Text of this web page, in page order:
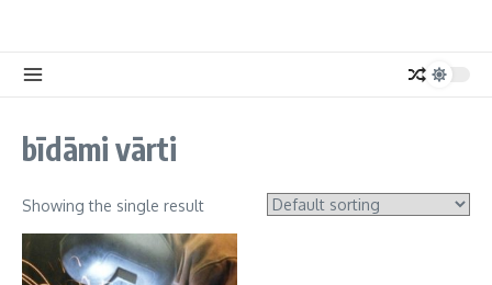
bīdāmi vārti
Showing the single result